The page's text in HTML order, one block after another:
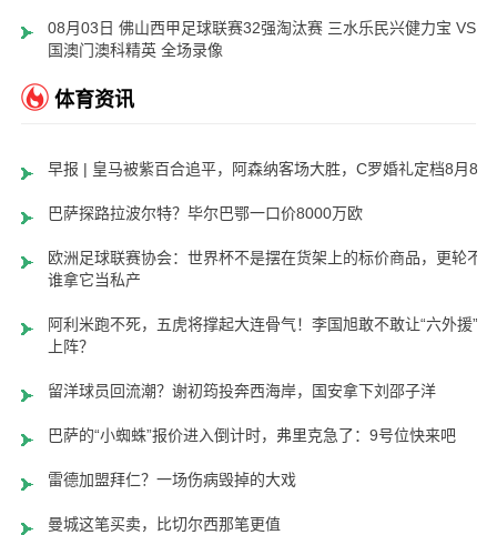
08月03日 佛山西甲足球联赛32强淘汰赛 三水乐民兴健力宝 VS 中
国澳门澳科精英 全场录像
体育资讯
早报 | 皇马被紫百合追平，阿森纳客场大胜，C罗婚礼定档8月8日
巴萨探路拉波尔特？毕尔巴鄂一口价8000万欧
欧洲足球联赛协会：世界杯不是摆在货架上的标价商品，更轮不到
谁拿它当私产
阿利米跑不死，五虎将撑起大连骨气！李国旭敢不敢让“六外援”齐
上阵？
留洋球员回流潮？谢初筠投奔西海岸，国安拿下刘邵子洋
巴萨的“小蜘蛛”报价进入倒计时，弗里克急了：9号位快来吧
雷德加盟拜仁？一场伤病毁掉的大戏
曼城这笔买卖，比切尔西那笔更值